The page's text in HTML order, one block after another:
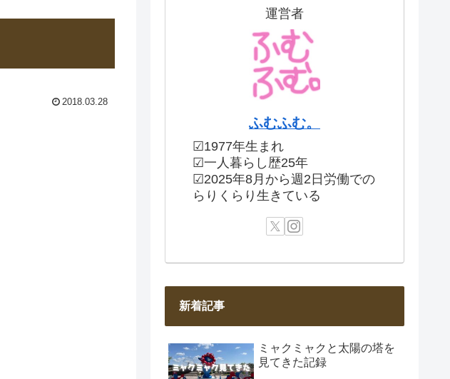
2018.03.28
運営者
ふむふむ。
☑1977年生まれ
☑一人暮らし歴25年
☑2025年8月から週2日労働での
らりくらり生きている
新着記事
ミャクミャクと太陽の塔を
見てきた記録